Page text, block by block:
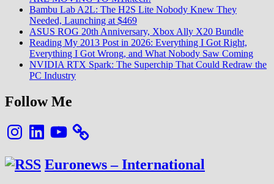
Bambu Lab A2L: The H2S Lite Nobody Knew They
Needed, Launching at $469
ASUS ROG 20th Anniversary, Xbox Ally X20 Bundle
Reading My 2013 Post in 2026: Everything I Got Right,
Everything I Got Wrong, and What Nobody Saw Coming
NVIDIA RTX Spark: The Superchip That Could Redraw the
PC Industry
Follow Me
InstagramLinkedInYouTube
Euronews – International